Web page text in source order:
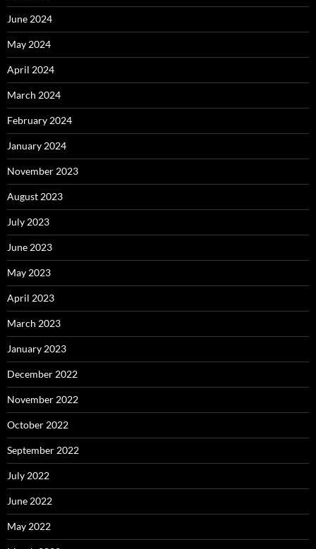
June 2024
May 2024
April 2024
March 2024
February 2024
January 2024
November 2023
August 2023
July 2023
June 2023
May 2023
April 2023
March 2023
January 2023
December 2022
November 2022
October 2022
September 2022
July 2022
June 2022
May 2022